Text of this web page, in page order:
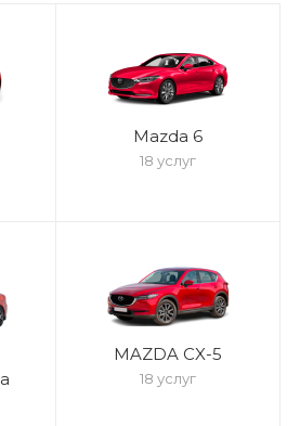
Mazda 6
18 услуг
MAZDA CX-5
18 услуг